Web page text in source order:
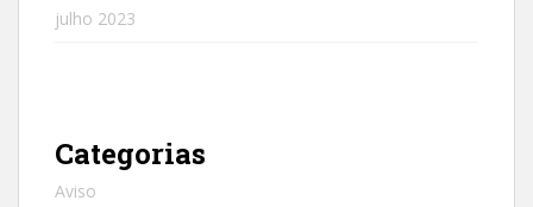
julho 2023
Categorias
Aviso